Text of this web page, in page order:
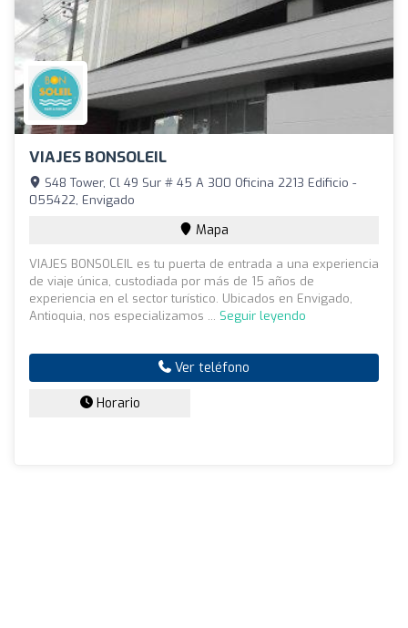
VIAJES BONSOLEIL
S48 Tower, Cl 49 Sur # 45 A 300 Oficina 2213 Edificio -
055422, Envigado
Mapa
VIAJES BONSOLEIL es tu puerta de entrada a una experiencia
de viaje única, custodiada por más de 15 años de
experiencia en el sector turístico. Ubicados en Envigado,
Antioquia, nos especializamos ... Seguir leyendo
Ver teléfono
Horario